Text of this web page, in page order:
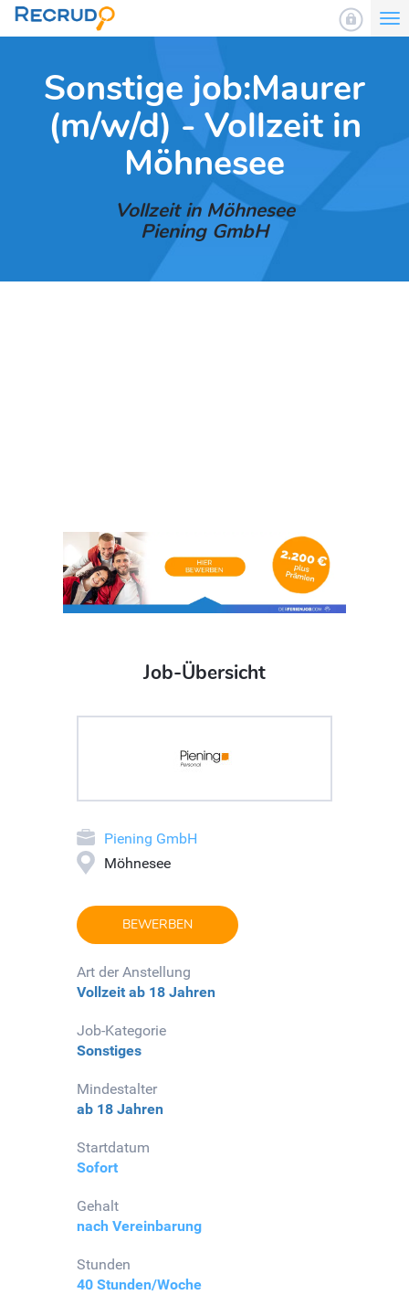
Sonstige job:Maurer
(m/w/d) - Vollzeit in
Möhnesee
Vollzeit in Möhnesee
Piening GmbH
Job-Übersicht
Piening GmbH
Möhnesee
BEWERBEN
Art der Anstellung
Vollzeit ab 18 Jahren
Job-Kategorie
Sonstiges
Mindestalter
ab 18 Jahren
Startdatum
Sofort
Gehalt
nach Vereinbarung
Stunden
40 Stunden/Woche